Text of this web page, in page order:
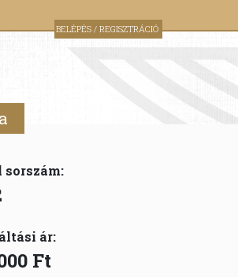
BELÉPÉS / REGISZTRÁCIÓ
sorszám:
ár:
Ft